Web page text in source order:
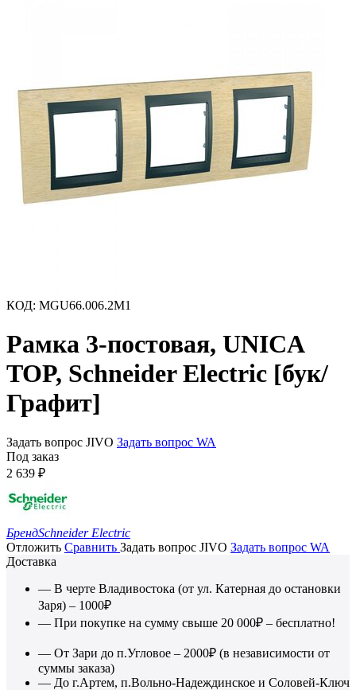
КОД: MGU66.006.2M1
Рамка 3-постовая, UNICA
TOP, Schneider Electric [бук/
Графит]
Задать вопрос JIVO Задать вопрос WA
Под заказ
2 639 ₽
БрендSchneider Electric
Отложить Сравнить Задать вопрос JIVO Задать вопрос WA
Доставка
— В черте Владивостока (от ул. Катерная до остановки
Заря) – 1000₽
— При покупке на сумму свыше 20 000₽ – бесплатно!
— От Зари до п.Угловое – 2000₽ (в независимости от
суммы заказа)
— До г.Артем, п.Вольно-Надеждинское и Соловей-Ключ